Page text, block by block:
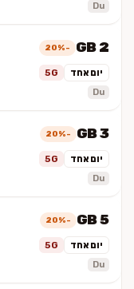
Du
2 GB
-20%
יום אחד 5G
Du
3 GB
-20%
יום אחד 5G
Du
5 GB
-20%
יום אחד 5G
Du